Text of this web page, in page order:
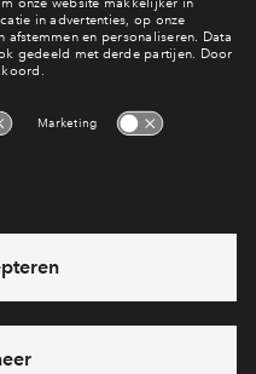
het belangrijkste nieuws en
antwoord? Bel ons op088
68